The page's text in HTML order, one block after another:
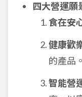
四大營運願
食在安
健康歡
的產品。
智能營